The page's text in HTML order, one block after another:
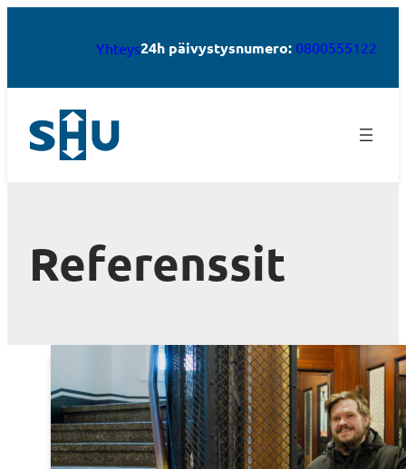
Yhteys24h päivystysnumero: 0800555122
Referenssit